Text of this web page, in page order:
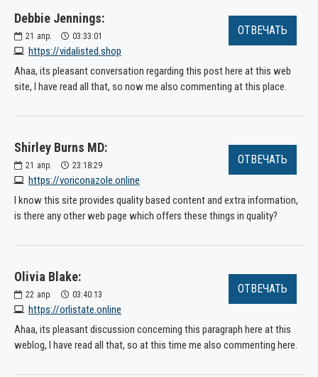
Debbie Jennings:
21 апр. 03:33:01
https://vidalisted.shop
ОТВЕЧАТЬ
Ahaa, its pleasant conversation regarding this post here at this web
site, I have read all that, so now me also commenting at this place.
Shirley Burns MD:
21 апр. 23:18:29
https://voriconazole.online
ОТВЕЧАТЬ
I know this site provides quality based content and extra information,
is there any other web page which offers these things in quality?
Olivia Blake:
22 апр. 03:40:13
https://orlistate.online
ОТВЕЧАТЬ
Ahaa, its pleasant discussion concerning this paragraph here at this
weblog, I have read all that, so at this time me also commenting here.